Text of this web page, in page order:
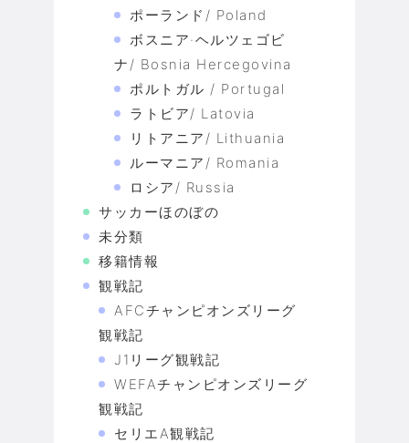
ポーランド/ Poland
ボスニア·ヘルツェゴビ
ナ/ Bosnia Hercegovina
ポルトガル / Portugal
ラトビア/ Latovia
リトアニア/ Lithuania
ルーマニア/ Romania
ロシア/ Russia
サッカーほのぼの
未分類
移籍情報
観戦記
AFCチャンピオンズリーグ
観戦記
J1リーグ観戦記
WEFAチャンピオンズリーグ
観戦記
セリエA観戦記